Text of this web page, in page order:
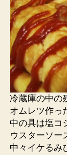
冷蔵庫の中の
オムレツ作っ
中の具は塩コ
ウスターソー
中々イケるみ